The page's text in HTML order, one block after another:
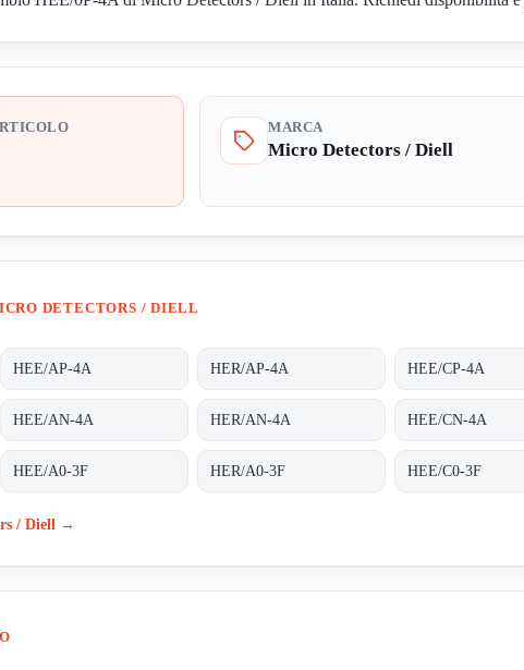
MARCA
Micro Detectors / Diell
DETECTORS / DIELL
HEE/AP-4A HER/AP-4A HEE/CP-4A
HEE/AN-4A HER/AN-4A HEE/CN-4A
HEE/A0-3F HER/A0-3F HEE/C0-3F
/ Diell →